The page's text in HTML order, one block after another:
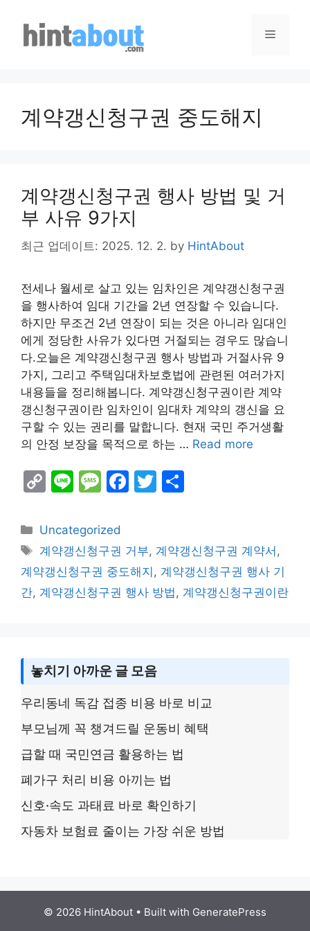
content
Menu
계약갱신청구권 중도해지
계약갱신청구권 행사 방법 및 거
부 사유 9가지
최근 업데이트: 2025. 12. 2. by HintAbout
전세나 월세로 살고 있는 임차인은 계약갱신청구권
을 행사하여 임대 기간을 2년 연장할 수 있습니다.
하지만 무조건 2년 연장이 되는 것은 아니라 임대인
에게 정당한 사유가 있다면 거절되는 경우도 많습니
다.오늘은 계약갱신청구권 행사 방법과 거절사유 9
가지, 그리고 주택임대차보호법에 관련된 여러가지
내용들을 정리해봅니다. 계약갱신청구권이란 계약
갱신청구권이란 임차인이 임대차 계약의 갱신을 요
구할 수 있는 권리를 말합니다. 현재 국민 주거생활
의 안정 보장을 목적으로 하는 … Read more
C
p
y
Li
n
Li
e
M
s
s
a
g
F
e
b
o
T
er e
Categories
Uncategorized
Tags
계약갱신청구권 거부, 계약갱신청구권 계약서 ,
계약갱신청구권 중도해지 , 계약갱신청구권 행사 기
간, 계약갱신청구권 행사 방법, 계약갱신청구권이란
놓치기 아까운 글 모음
우리동네 독감 접종 비용 바로 비교
부모님께 꼭 챙겨드릴 운동비 혜택
급할 때 국민연금 활용하는 법
폐가구 처리 비용 아끼는 법
신호·속도 과태료 바로 확인하기
자동차 보험료 줄이는 가장 쉬운 방법
© 2026 HintAbout • Built with GeneratePress